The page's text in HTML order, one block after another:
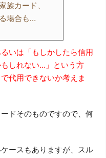
族カード、
場合も…
いは「もしかしたら信用
しれない…」という方
代用できないか考えま
ドそのものですので、何
ースもありますが、スル